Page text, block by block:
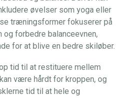
øvelser som yoga eller
træningsformer fokuserer på
forbedre balanceevnen,
for at blive en bedre skiløber.
tid til at restituere mellem
være hårdt for kroppen, og
tid til at hele og